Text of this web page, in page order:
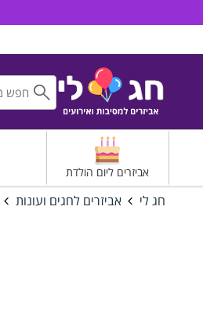
אביזרים ליום הולדת
חג לי אביזרים לחגים ועונות